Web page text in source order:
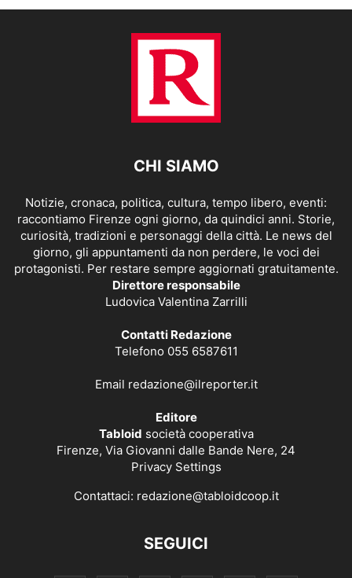
CHI SIAMO
Notizie, cronaca, politica, cultura, tempo libero, eventi:
raccontiamo Firenze ogni giorno, da quindici anni. Storie,
curiosità, tradizioni e personaggi della città. Le news del
giorno, gli appuntamenti da non perdere, le voci dei
protagonisti. Per restare sempre aggiornati gratuitamente.
Direttore responsabile
Ludovica Valentina Zarrilli
Contatti Redazione
Telefono 055 6587611
Email redazione@ilreporter.it
Editore
Tabloid società cooperativa
Firenze, Via Giovanni dalle Bande Nere, 24
Privacy Settings
Contattaci: redazione@tabloidcoop.it
SEGUICI